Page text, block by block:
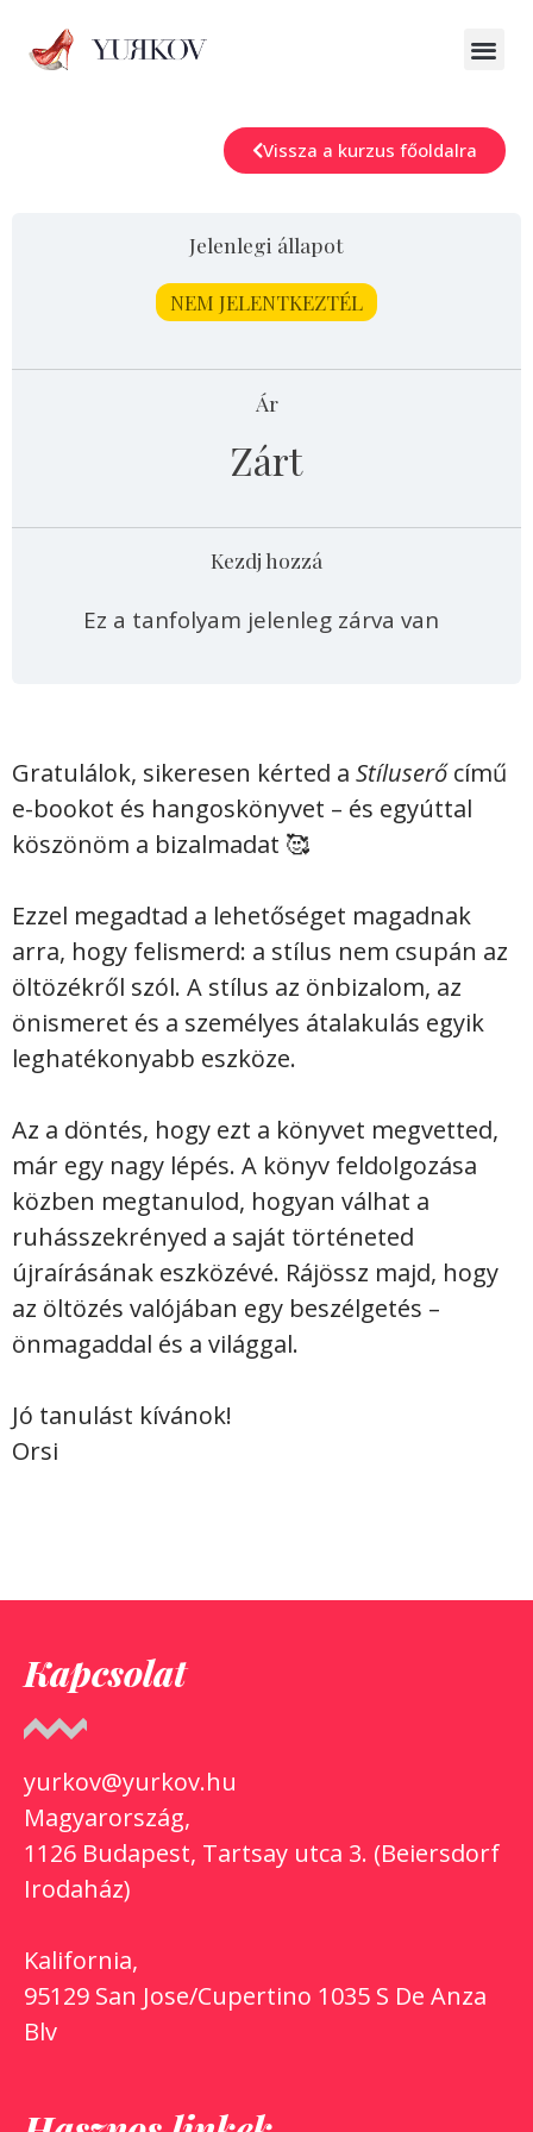
Vissza a kurzus főoldalra
Jelenlegi állapot
NEM JELENTKEZTÉL
Ár
Zárt
Kezdj hozzá
Ez a tanfolyam jelenleg zárva van
Gratulálok, sikeresen kérted a Stíluserőcímű
e-bookot és hangoskönyvet – és egyúttal
köszönöm a bizalmadat 🥰
Ezzel megadtad a lehetőséget magadnak
arra, hogy felismerd: a stílus nem csupán az
öltözékről szól. A stílus az önbizalom, az
önismeret és a személyes átalakulás egyik
leghatékonyabb eszköze.
Az a döntés, hogy ezt a könyvet megvetted,
már egy nagy lépés. A könyv feldolgozása
közben megtanulod, hogyan válhat a
ruhásszekrényed a saját történeted
újraírásának eszközévé. Rájössz majd, hogy
az öltözés valójában egy beszélgetés –
önmagaddal és a világgal.
Jó tanulást kívánok!
Orsi
Kapcsolat
yurkov@yurkov.hu
Magyarország,
1126 Budapest, Tartsay utca 3. (Beiersdorf
Irodaház)
Kalifornia,
95129 San Jose/Cupertino 1035 S De Anza
Blv